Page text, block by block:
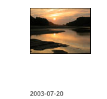
2003-07-20